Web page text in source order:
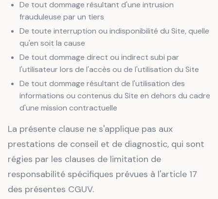
De tout dommage résultant d'une intrusion
frauduleuse par un tiers
De toute interruption ou indisponibilité du Site, quelle
qu'en soit la cause
De tout dommage direct ou indirect subi par
l'utilisateur lors de l'accès ou de l'utilisation du Site
De tout dommage résultant de l'utilisation des
informations ou contenus du Site en dehors du cadre
d'une mission contractuelle
La présente clause ne s'applique pas aux
prestations de conseil et de diagnostic, qui sont
régies par les clauses de limitation de
responsabilité spécifiques prévues à l'article 17
des présentes CGUV.